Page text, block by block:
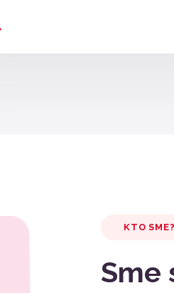
KTO SME?
Sme